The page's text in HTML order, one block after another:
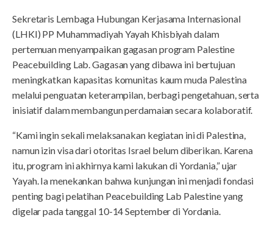
Sekretaris Lembaga Hubungan Kerjasama Internasional
(LHKI) PP Muhammadiyah Yayah Khisbiyah dalam
pertemuan menyampaikan gagasan program Palestine
Peacebuilding Lab. Gagasan yang dibawa ini bertujuan
meningkatkan kapasitas komunitas kaum muda Palestina
melalui penguatan keterampilan, berbagi pengetahuan, serta
inisiatif dalam membangun perdamaian secara kolaboratif.
“Kami ingin sekali melaksanakan kegiatan ini di Palestina,
namun izin visa dari otoritas Israel belum diberikan. Karena
itu, program ini akhirnya kami lakukan di Yordania,” ujar
Yayah. Ia menekankan bahwa kunjungan ini menjadi fondasi
penting bagi pelatihan Peacebuilding Lab Palestine yang
digelar pada tanggal 10-14 September di Yordania.